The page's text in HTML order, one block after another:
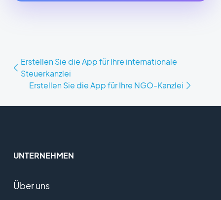
Erstellen Sie die App für Ihre internationale
Steuerkanzlei
Erstellen Sie die App für Ihre NGO-Kanzlei
UNTERNEHMEN
Über uns